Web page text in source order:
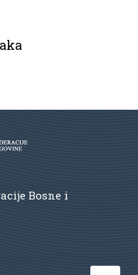
Bosne i